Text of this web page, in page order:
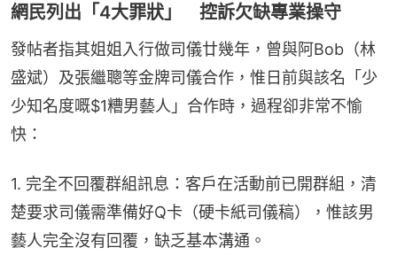
網民列出「4大罪狀」 控訴欠缺專業操守
發帖者指其姐姐入行做司儀廿幾年，曾與阿Bob（林
盛斌）及張繼聰等金牌司儀合作，惟日前與該名「少
少知名度嘅$1糟男藝人」合作時，過程卻非常不愉
快：
1. 完全不回覆群組訊息：客戶在活動前已開群組，清
楚要求司儀需準備好Q卡（硬卡紙司儀稿），惟該男
藝人完全沒有回覆，缺乏基本溝通。